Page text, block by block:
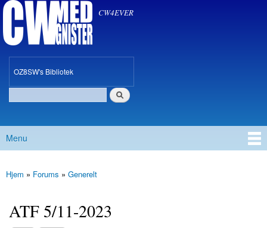
CW med Gnister CW4EVER
oz8swOZ8SW's Bibliotek
Søgefelt
Hovedmenu
Menu
Du er her
Hjem » Forums » Generelt
ATF 5/11-2023